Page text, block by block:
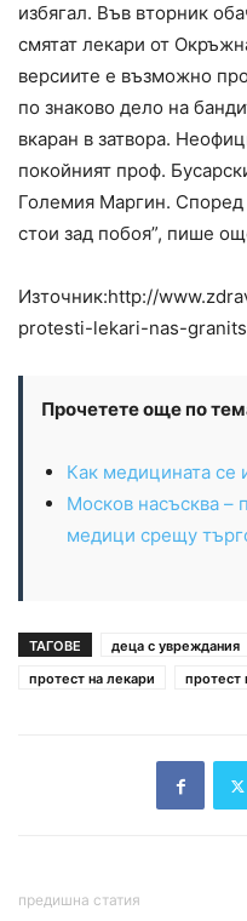
избягал. Във вторник
смятат лекари от
версиите е възможно
по знаково дело на
вкаран в затвора.
покойният проф.
Големия Маргин. Според
стои зад побоя”, пише
Източник:http://
protesti-lekari-nas-
Прочетете още по
Как медицината се
Москов насъсква –
медици срещу
ТАГОВЕ деца с увреждания
протест на лекари
протест
предишна статия